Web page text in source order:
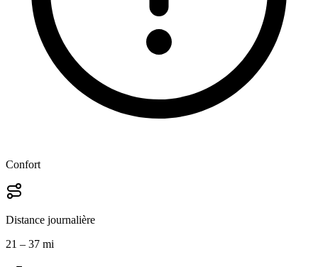
Confort
Distance journalière
21 – 37 mi